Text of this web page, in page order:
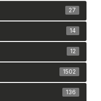
27
14
12
1502
136